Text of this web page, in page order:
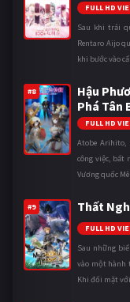
FULL HD
Sau khi trải
Rentaro Aijo
khi bước vào
#8
Hậu
Phá Tân
FULL HD
Atobe Arihito,
công việc, bất
Vương quốc
#9 Thất
FULL HD
Sau những
vào một hành
Khi đối mặt